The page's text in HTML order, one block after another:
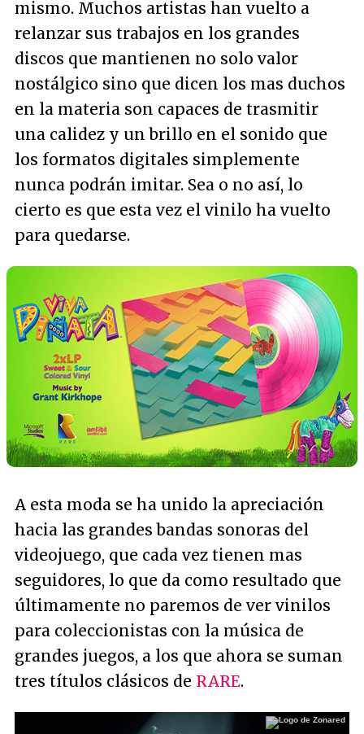
mismo. Muchos artistas han vuelto a
relanzar sus trabajos en los grandes
discos que mantienen no solo valor
nostálgico sino que dicen los mas duchos
en la materia son capaces de trasmitir
una calidez y un brillo en el sonido que
los formatos digitales simplemente
nunca podrán imitar. Sea o no así, lo
cierto es que esta vez el vinilo ha vuelto
para quedarse.
A esta moda se ha unido la apreciación
hacia las grandes bandas sonoras del
videojuego, que cada vez tienen mas
seguidores, lo que da como resultado que
últimamente no paremos de ver vinilos
para coleccionistas con la música de
grandes juegos, a los que ahora se suman
tres títulos clásicos de RARE.